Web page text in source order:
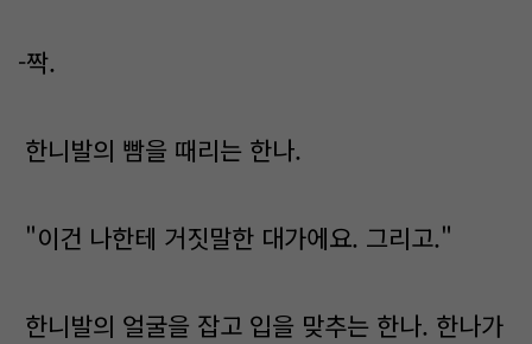
-짝.
한니발의 빰을 때리는 한나.
"이건 나한테 거짓말한 대가에요. 그리고."
한니발의 얼굴을 잡고 입을 맞추는 한나. 한나가